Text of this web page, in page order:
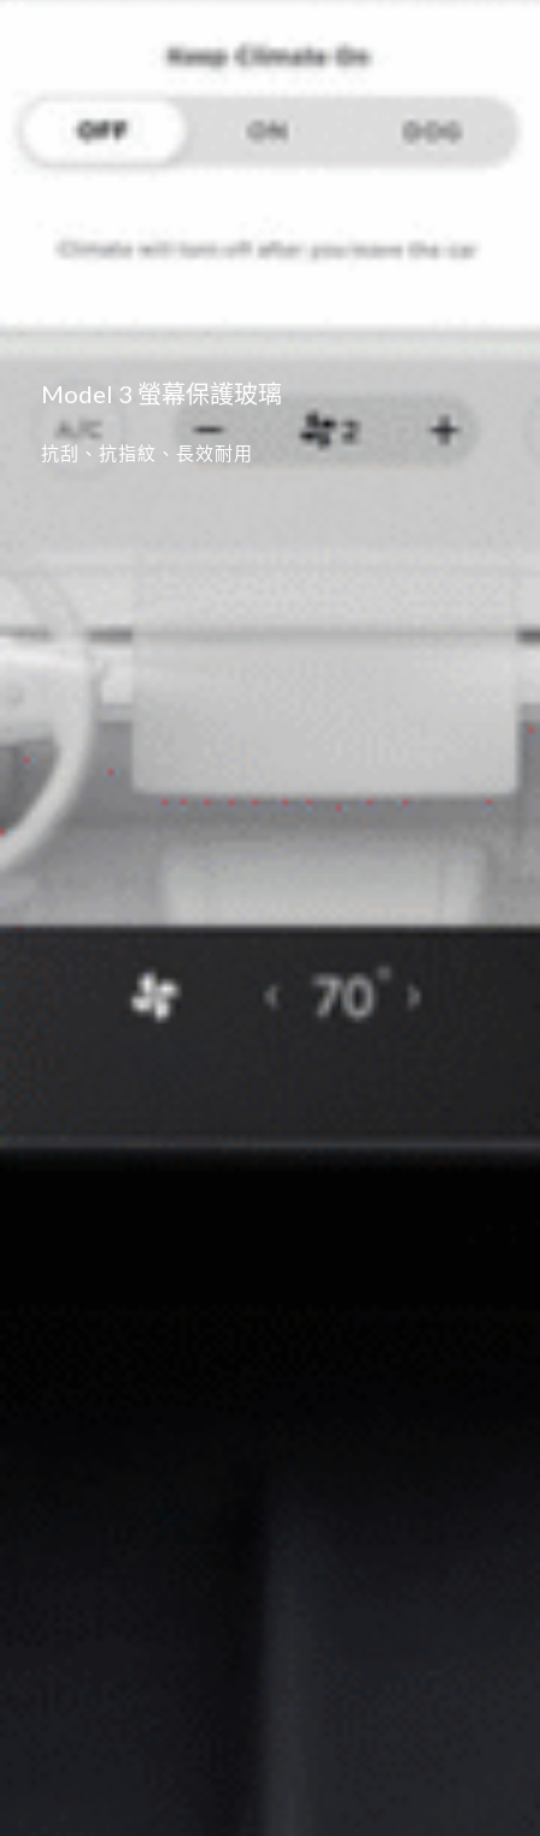
Model 3 螢幕保護玻璃
抗刮、抗指紋、長效耐用